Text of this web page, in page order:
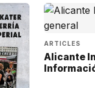
ARTICLES
Alicante